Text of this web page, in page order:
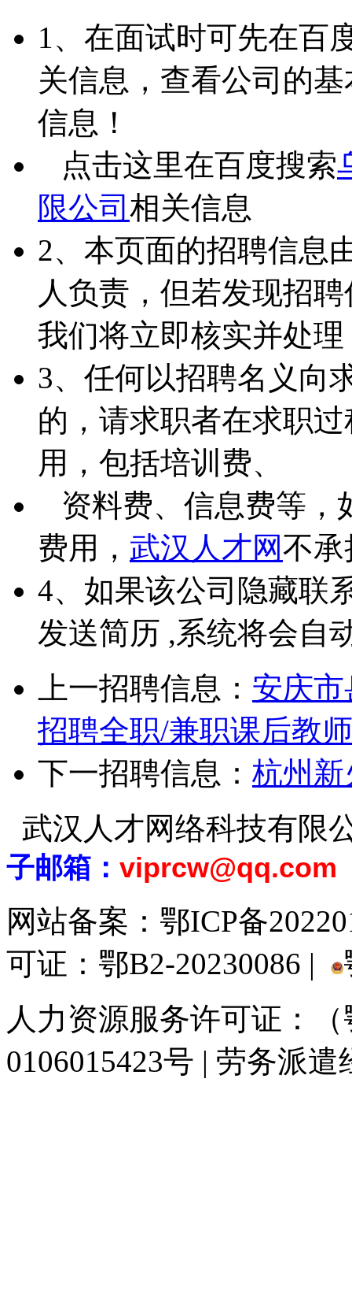
1、在面试时可先在百
关信息，查看公司的
信息！
点击这里在百度搜索
限公司 相关信息
2、本页面的招聘信息
人负责，但若发现招
我们将立即核实并处理
3、任何以招聘名义向
的，请求职者在求职
用，包括培训费、
资料费、信息费等，
费用， 武汉人才网不承
4、如果该公司隐藏联
发送简历 ,系统将会自
上一招聘信息： 安庆
招聘全职/兼职课后教师
下一招聘信息： 杭州
武汉人才网络科技有限
子邮箱： viprcw@qq.com
网站备案： 鄂ICP备
可证：鄂B2-20230086 |
人力资源服务许可证：
0106015423号 | 劳务派